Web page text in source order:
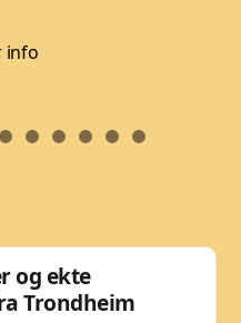
info
og ekte
Trondheim